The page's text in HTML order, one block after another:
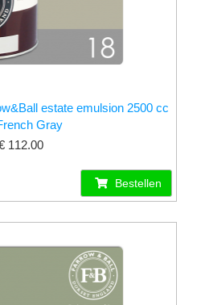
estate emulsion 2500 cc
Gray
112.00
Bestellen